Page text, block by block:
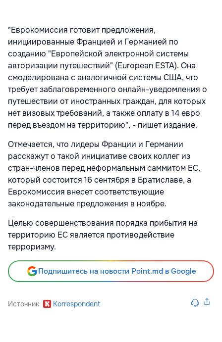
"Еврокомиссия готовит предложения,
инициированные Францией и Германией по
созданию "Европейской электронной системы
авторизации путешествий" (European ESTA). Она
смоделирована с аналогичной системы США, что
требует заблаговременного онлайн-уведомления о
путешествии от иностранных граждан, для которых
нет визовых требований, а также оплату в 14 евро
перед въездом на территорию", - пишет издание.
Отмечается, что лидеры Франции и Германии
расскажут о такой инициативе своих коллег из
стран-членов перед неформальным саммитом ЕС,
который состоится 16 сентября в Братиславе, а
Еврокомиссия внесет соответствующие
законодательные предложения в ноябре.
Целью совершенствования порядка прибытия на
территорию ЕС является противодействие
терроризму.
Подпишитесь на новости Point.md в Google
Источник Korrespondent